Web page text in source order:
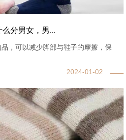
分男女，男...
，可以减少脚部与鞋子的摩擦，保
2024-01-02